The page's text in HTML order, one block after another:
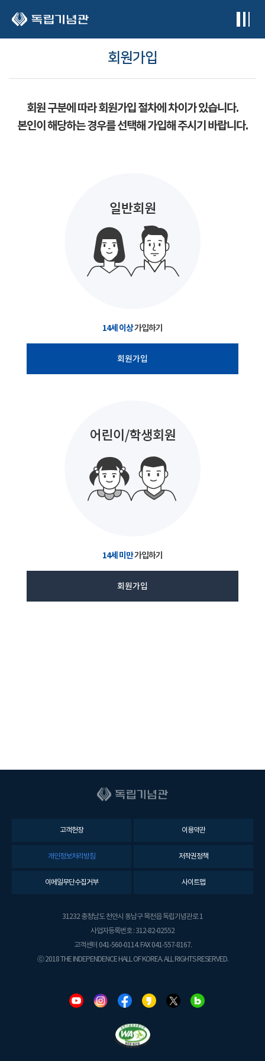
회원가입
회원 구분에 따라 회원가입 절차에 차이가 있습니다.
본인이 해당하는 경우를 선택해 가입해 주시기 바랍니다.
14세 이상가입하기
회원가입
14세 미만가입하기
회원가입
고객헌장 이용약관
개인정보처리방침 저작권정책
이메일무단수집거부 사이트맵
31232 충청남도 천안시 동남구 목천읍 독립기념관로 1
사업자등록번호 : 312-82-02552
고객센터 041-560-0114. FAX 041-557-8167.
ⓒ 2018 THE INDEPENDENCE HALL OF KOREA. ALL RIGHTS RESERVED.